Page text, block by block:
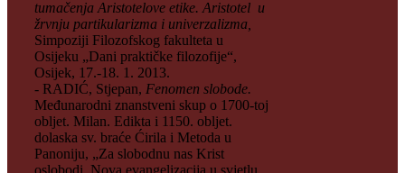
tumačenja Aristotelove etike. Aristotel u
žrvnju partikularizma i univerzalizma,
Simpoziji Filozofskog fakulteta u
Osijeku „Dani praktičke filozofije“,
Osijek, 17.-18. 1. 2013.
- RADIĆ, Stjepan, Fenomen slobode.
Međunarodni znanstveni skup o 1700-toj
obljet. Milan. Edikta i 1150. obljet.
dolaska sv. braće Ćirila i Metoda u
Panoniju, „Za slobodnu nas Krist
oslobodi, Nova evangelizacija u svjetlu